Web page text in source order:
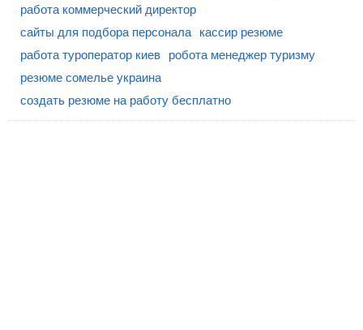
работа коммерческий директор
сайты для подбора персонала
кассир резюме
работа туроператор киев
робота менеджер туризму
резюме сомелье украина
создать резюме на работу бесплатно